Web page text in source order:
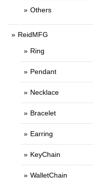
Others
ReidMFG
Ring
Pendant
Necklace
Bracelet
Earring
KeyChain
WalletChain